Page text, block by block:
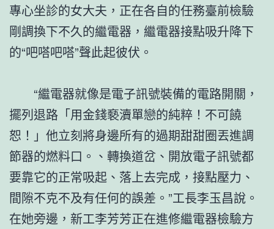
專心坐診的女大夫，正在各自的任務臺前檢驗
剛調換下不久的繼電器，繼電器接點吸升降下
的“吧嗒吧嗒”聲此起彼伏。
“繼電器就像是電子訊號裝備的電路開關，
擺列退路「用金錢褻瀆單戀的純粹！不可饒
恕！」他立刻將身邊所有的過期甜甜圈丟進調
節器的燃料口。、轉換道岔、開放電子訊號都
要靠它的正常吸起、落上去完成，接點壓力、
間隙不克不及有任何的誤差。”工長李玉昌說。
在她旁邊，新工李芳芳正在進修繼電器檢驗方